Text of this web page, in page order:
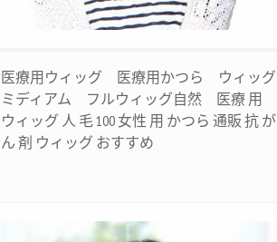
医療用ウィッグ 医療用かつら ウィッグ
ミディアム フルウィッグ自然 医療 用
ウィッグ 人 毛 100 女性 用 かつら 通販 抗 が
ん 剤 ウィッグ おすすめ